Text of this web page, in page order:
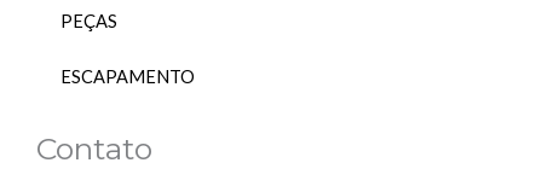
PEÇAS
ESCAPAMENTO
Contato